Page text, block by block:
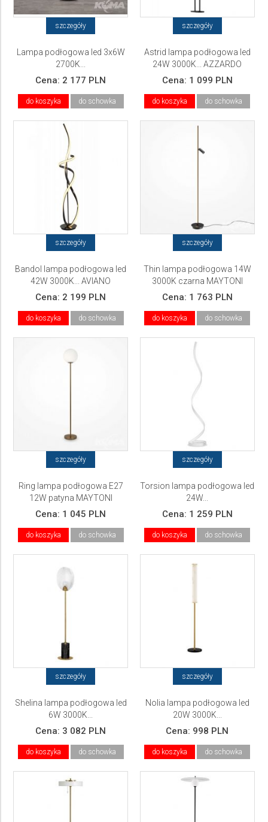
szczegóły
Lampa podłogowa led 3x6W
2700K...
Cena: 2 177 PLN
do koszyka do schowka
szczegóły
Astrid lampa podłogowa led
24W 3000K... AZZARDO
Cena: 1 099 PLN
do koszyka do schowka
szczegóły
Bandol lampa podłogowa led
42W 3000K... AVIANO
Cena: 2 199 PLN
do koszyka do schowka
szczegóły
Thin lampa podłogowa 14W
3000K czarna MAYTONI
Cena: 1 763 PLN
do koszyka do schowka
szczegóły
Ring lampa podłogowa E27
12W patyna MAYTONI
Cena: 1 045 PLN
do koszyka do schowka
szczegóły
Torsion lampa podłogowa led
24W...
Cena: 1 259 PLN
do koszyka do schowka
szczegóły
Shelina lampa podłogowa led
6W 3000K...
Cena: 3 082 PLN
do koszyka do schowka
szczegóły
Nolia lampa podłogowa led
20W 3000K...
Cena: 998 PLN
do koszyka do schowka